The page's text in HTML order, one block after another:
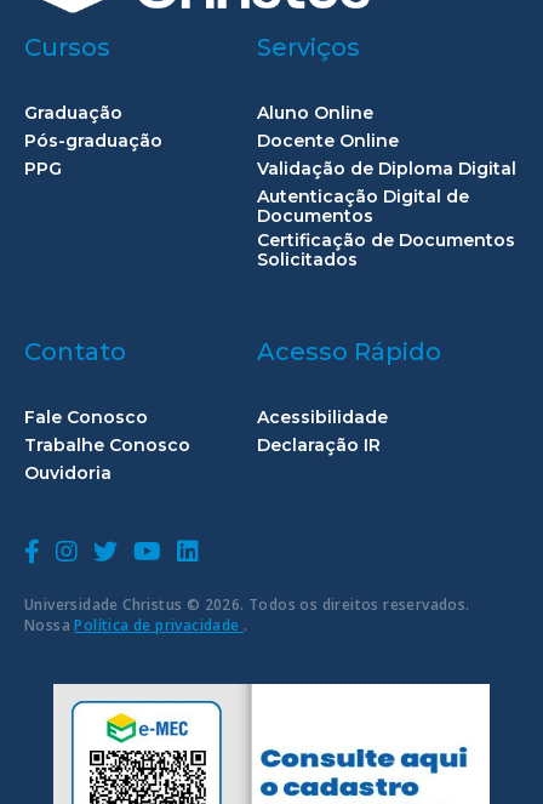
Universidade Christus © 2026. Todos os direitos reservados.
NossaPolítica de privacidade .
Cursos
Graduação
Pós-graduação
PPG
Serviços
Aluno Online
Docente Online
Validação de Diploma Digital
Autenticação Digital de
Documentos
Certificação de Documentos
Solicitados
Contato
Fale Conosco
Trabalhe Conosco
Ouvidoria
Acesso Rápido
Acessibilidade
Declaração IR